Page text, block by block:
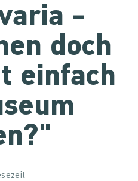
-
doch
einfach